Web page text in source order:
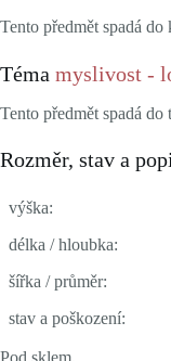
Tento předmět spadá
Téma myslivost -
Tento předmět spadá
Rozměr, stav a
výška:
délka / hloubka:
šířka / průměr:
stav a poškození: